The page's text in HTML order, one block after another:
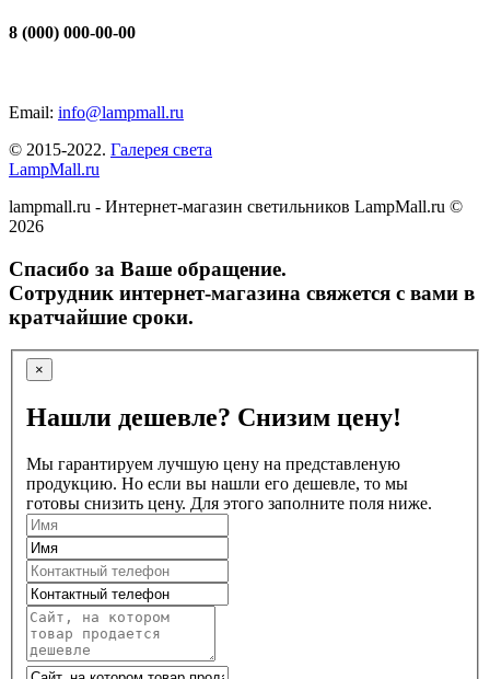
8 (000) 000-00-00
Email: info@lampmall.ru
© 2015-2022. Галерея света
LampMall.ru
lampmall.ru - Интернет-магазин светильников LampMall.ru ©
2026
Спасибо за Ваше обращение.
Сотрудник интернет-магазина свяжется с вами в
кратчайшие сроки.
×
Нашли дешевле? Снизим цену!
Мы гарантируем лучшую цену на представленую
продукцию. Но если вы нашли его дешевле, то мы
готовы снизить цену. Для этого заполните поля ниже.